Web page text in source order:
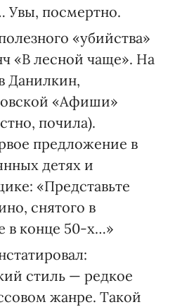
Увы, посмертно.
«убийства»
«В лесной чаще». На
Данилкин,
«Афиши»
почила).
предложение в
детях и
«Представьте
снятого в
в конце 50-х…»
стиль — редкое
жанре. Такой